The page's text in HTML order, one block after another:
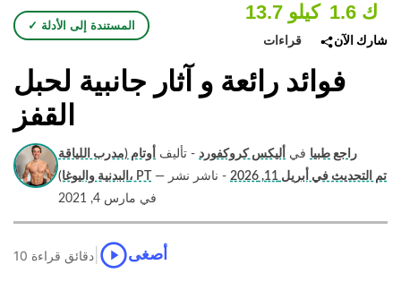
✓ المستندة إلى الأدلة
13.7 كيلو
قراءات
1.6 ك
شارك الآن
فوائد رائعة و آثار جانبية لحبل
القفز
راجع طبيا في أليكس كروكفورد - تأليف
أوتام (مدرب اللياقة
البدنية واليوغا)، PT
— تم التحديث في أبريل 11, 2026
- ناشر نشر
في مارس 4, 2021
10 دقائق قراءة أصغى